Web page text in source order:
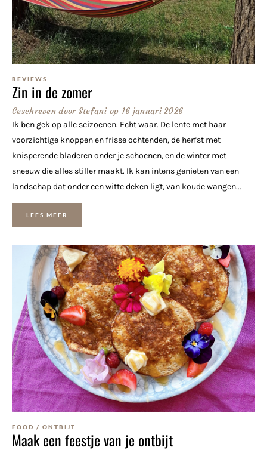
REVIEWS
Zin in de zomer
Geschreven doorStefani op 16 januari 2026
Ik ben gek op alle seizoenen. Echt waar. De lente met haar
voorzichtige knoppen en frisse ochtenden, de herfst met
knisperende bladeren onder je schoenen, en de winter met
sneeuw die alles stiller maakt. Ik kan intens genieten van een
landschap dat onder een witte deken ligt, van koude wangen...
LEES MEER
FOOD / ONTBIJT
Maak een feestje van je ontbijt